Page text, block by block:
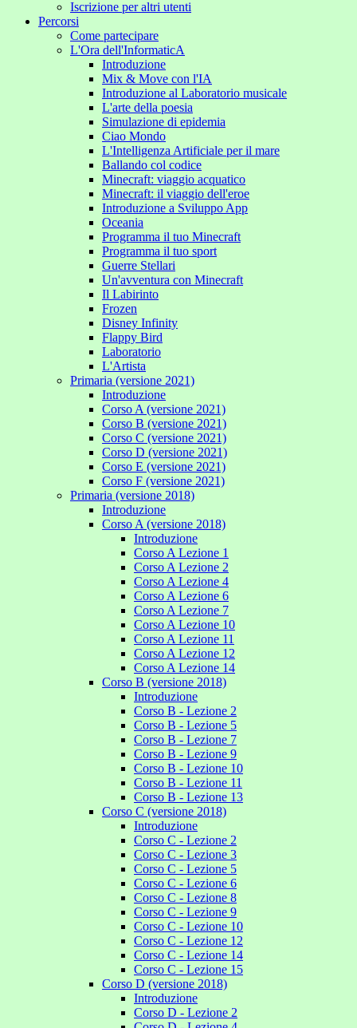
Iscrizione per altri utenti
Percorsi
Come partecipare
L'Ora dell'InformaticA
Introduzione
Mix & Move con l'IA
Introduzione al Laboratorio musicale
L'arte della poesia
Simulazione di epidemia
Ciao Mondo
L'Intelligenza Artificiale per il mare
Ballando col codice
Minecraft: viaggio acquatico
Minecraft: il viaggio dell'eroe
Introduzione a Sviluppo App
Oceania
Programma il tuo Minecraft
Programma il tuo sport
Guerre Stellari
Un'avventura con Minecraft
Il Labirinto
Frozen
Disney Infinity
Flappy Bird
Laboratorio
L'Artista
Primaria (versione 2021)
Introduzione
Corso A (versione 2021)
Corso B (versione 2021)
Corso C (versione 2021)
Corso D (versione 2021)
Corso E (versione 2021)
Corso F (versione 2021)
Primaria (versione 2018)
Introduzione
Corso A (versione 2018)
Introduzione
Corso A Lezione 1
Corso A Lezione 2
Corso A Lezione 4
Corso A Lezione 6
Corso A Lezione 7
Corso A Lezione 10
Corso A Lezione 11
Corso A Lezione 12
Corso A Lezione 14
Corso B (versione 2018)
Introduzione
Corso B - Lezione 2
Corso B - Lezione 5
Corso B - Lezione 7
Corso B - Lezione 9
Corso B - Lezione 10
Corso B - Lezione 11
Corso B - Lezione 13
Corso C (versione 2018)
Introduzione
Corso C - Lezione 2
Corso C - Lezione 3
Corso C - Lezione 5
Corso C - Lezione 6
Corso C - Lezione 8
Corso C - Lezione 9
Corso C - Lezione 10
Corso C - Lezione 12
Corso C - Lezione 14
Corso C - Lezione 15
Corso D (versione 2018)
Introduzione
Corso D - Lezione 2